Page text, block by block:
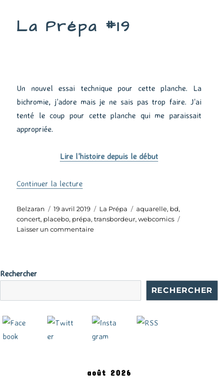
La Prépa #19
Un nouvel essai technique pour cette planche. La
bichromie, j’adore mais je ne sais pas trop faire. J’ai
tenté le coup pour cette planche qui me paraissait
appropriée.
Lire l’histoire depuis le début
Continuer la lecture
Auteur
Belzaran
Publié
le
19 avril 2019 Catégories
La Prépa Étiquettes
aquarelle, bd,
concert, placebo, prépa,transbordeur,webcomics
Laisser un commentairesur
Rechercher
RECHERCHER
août 2026